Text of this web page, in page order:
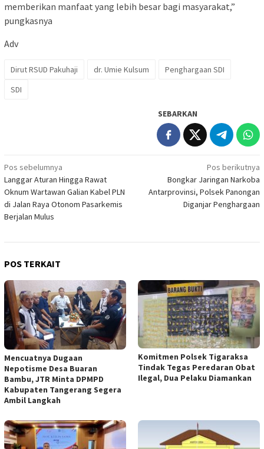
memberikan manfaat yang lebih besar bagi masyarakat,”
pungkasnya
Adv
Dirut RSUD Pakuhaji dr. Umie Kulsum
Penghargaan SDI
SDI
SEBARKAN
Navigasi
pos
Pos sebelumnya
Langgar Aturan Hingga Rawat
Oknum Wartawan Galian Kabel PLN
di Jalan Raya Otonom Pasarkemis
Berjalan Mulus
Pos berikutnya
Bongkar Jaringan Narkoba
Antarprovinsi, Polsek Panongan
Diganjar Penghargaan
POS TERKAIT
Mencuatnya Dugaan
Nepotisme Desa Buaran
Bambu, JTR Minta DPMPD
Kabupaten Tangerang Segera
Ambil Langkah
Komitmen Polsek Tigaraksa
Tindak Tegas Peredaran Obat
Ilegal, Dua Pelaku Diamankan